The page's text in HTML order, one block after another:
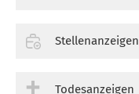
Stellenanzeigen
Todesanzeigen